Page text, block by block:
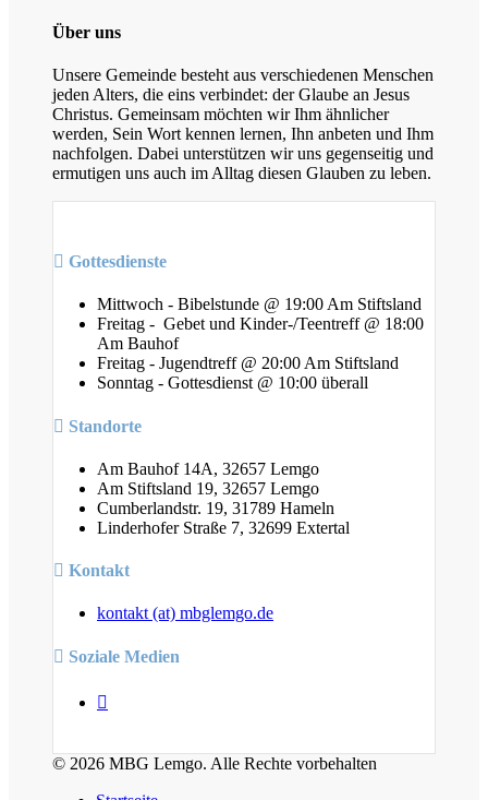
Über uns
Unsere Gemeinde besteht aus verschiedenen Menschen
jeden Alters, die eins verbindet: der Glaube an Jesus
Christus. Gemeinsam möchten wir Ihm ähnlicher
werden, Sein Wort kennen lernen, Ihn anbeten und Ihm
nachfolgen. Dabei unterstützen wir uns gegenseitig und
ermutigen uns auch im Alltag diesen Glauben zu leben.
Gottesdienste
Mittwoch - Bibelstunde @ 19:00 Am Stiftsland
Freitag - Gebet und Kinder-/Teentreff @ 18:00
Am Bauhof
Freitag - Jugendtreff @ 20:00 Am Stiftsland
Sonntag - Gottesdienst @ 10:00 überall
Standorte
Am Bauhof 14A, 32657 Lemgo
Am Stiftsland 19, 32657 Lemgo
Cumberlandstr. 19, 31789 Hameln
Linderhofer Straße 7, 32699 Extertal
Kontakt
kontakt (at) mbglemgo.de
Soziale Medien
© 2026 MBG Lemgo. Alle Rechte vorbehalten